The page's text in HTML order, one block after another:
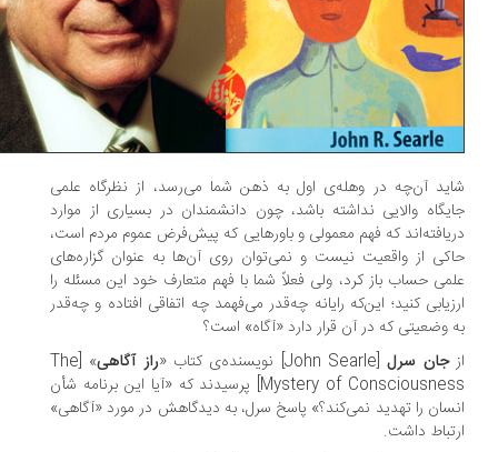
آن‌چه در وهله‌ی اول به ذهن شما می‌رسد، از نظرگاه علمی
والایی نداشته باشد، چون دانشمندان در بسیاری از موارد
که فهم معمولی و باورهایی که پیش‌فرض عموم مردم است،
از واقعیت نیست و نمی‌توان روی آن‌ها به عنوان گزاره‌های
حساب باز کرد، ولی فعلاً شما با فهم متعارف خود این مسئله را
کنید؛ این‌که رایانه چه‌قدر می‌فهمد چه اتفاقی افتاده و چه‌قدر
وضعیتی که در آن قرار دارد «آگاه» است؟
جان سرل[John Searle] نویسنده‌ی کتاب « راز آگاهی
» [The
Mystery of Consciousness] پرسیدند که «آیا این برنامه شأن
را تهدید نمی‌کند؟» پاسخ سرل، به دیدگاهش در مورد «آگاهی»
داشت.